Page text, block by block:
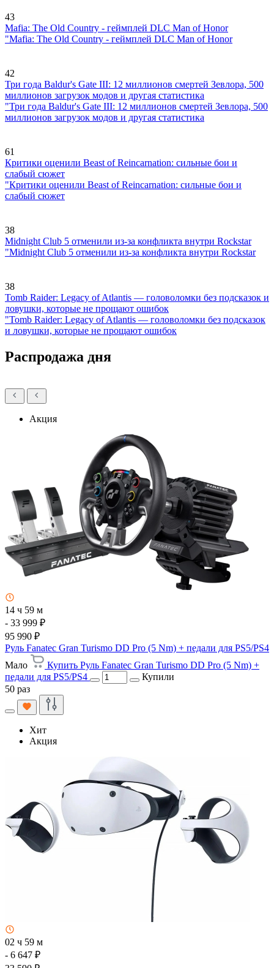
43
Mafia: The Old Country - геймплей DLC Man of Honor
"Mafia: The Old Country - геймплей DLC Man of Honor
42
Три года Baldur's Gate III: 12 миллионов смертей Зевлора, 500
миллионов загрузок модов и другая статистика
"Три года Baldur's Gate III: 12 миллионов смертей Зевлора, 500
миллионов загрузок модов и другая статистика
61
Критики оценили Beast of Reincarnation: сильные бои и
слабый сюжет
"Критики оценили Beast of Reincarnation: сильные бои и
слабый сюжет
38
Midnight Club 5 отменили из-за конфликта внутри Rockstar
"Midnight Club 5 отменили из-за конфликта внутри Rockstar
38
Tomb Raider: Legacy of Atlantis — головоломки без подсказок и
ловушки, которые не прощают ошибок
"Tomb Raider: Legacy of Atlantis — головоломки без подсказок
и ловушки, которые не прощают ошибок
Распродажа дня
Акция
14 ч 59 м
- 33 999 ₽
95 990 ₽
Руль Fanatec Gran Turismo DD Pro (5 Nm) + педали для PS5/PS4
Мало
Купить Руль Fanatec Gran Turismo DD Pro (5 Nm) +
педали для PS5/PS4
Купили
50 раз
Хит
Акция
02 ч 59 м
- 6 647 ₽